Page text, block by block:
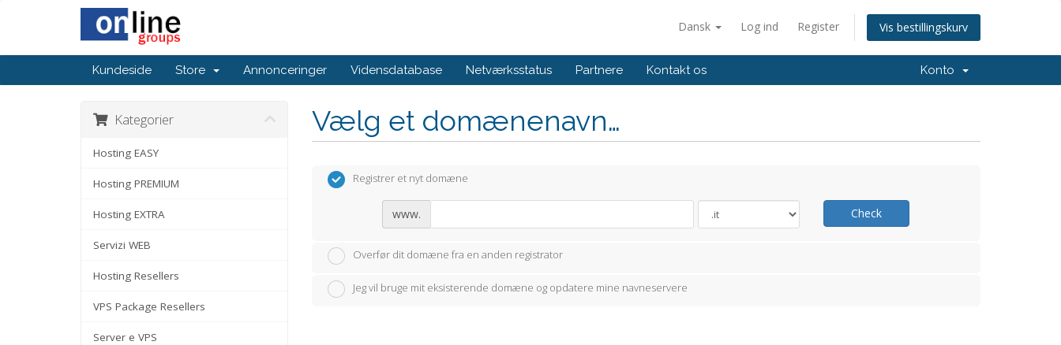
Dansk Log ind Register Vis bestillingskurv
Kundeside Store Annonceringer Vidensdatabase Netværksstatus Partnere Kontakt os Konto
Vælg et domænenavn…
Kategorier
Hosting EASY
Hosting PREMIUM
Hosting EXTRA
Servizi WEB
Hosting Resellers
VPS Package Resellers
Server e VPS
Registrer et nyt domæne
www. Check
Overfør dit domæne fra en anden registrator
Jeg vil bruge mit eksisterende domæne og opdatere mine navneservere